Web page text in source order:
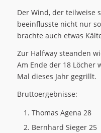
Der Wind, der teilweise
beeinflusste nicht nur
brachte auch etwas
Zur Halfway steanden
Am Ende der 18 Löcher
Mal dieses Jahr gegrillt.
Bruttoergebnisse:
Thomas Agena 28
Bernhard Sieger 25